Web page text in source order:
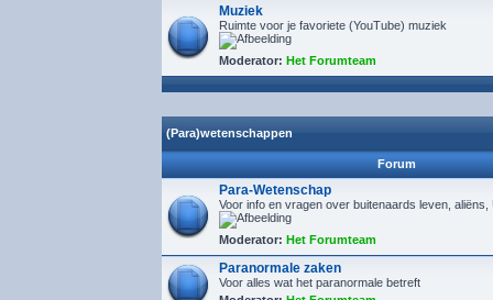
Muziek
Ruimte voor je favoriete (YouTube) muziek
Moderator: Het Forumteam
(Para)wetenschappen
Forum
Para-Wetenschap
Voor info en vragen over buitenaards leven, aliëns,
Moderator: Het Forumteam
Paranormale zaken
Voor alles wat het paranormale betreft